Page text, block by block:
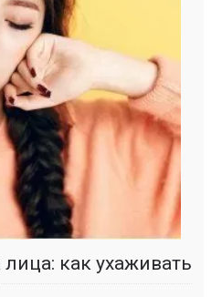
как ухаживать